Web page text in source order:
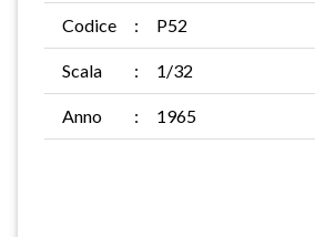
Codice : P52
Scala : 1/32
Anno : 1965